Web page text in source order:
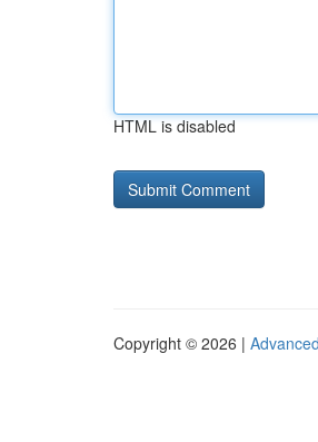
HTML is disabled
Copyright © 2026 |